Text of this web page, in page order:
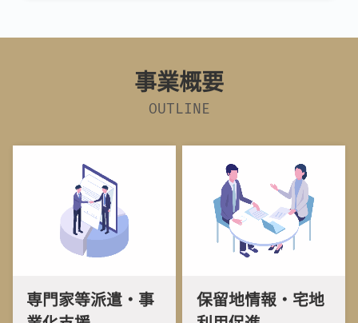
事業概要
OUTLINE
専門家等派遣・事
保留地情報・宅地